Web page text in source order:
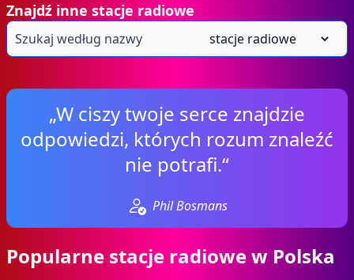
Znajdź inne stacje radiowe
„W ciszy twoje serce znajdzie
odpowiedzi, których rozum znaleźć
nie potrafi.“
Phil Bosmans
Popularne stacje radiowe w Polska